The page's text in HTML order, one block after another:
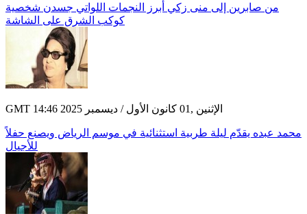
من صابرين إلى منى زكي أبرز النجمات اللواتي جسدن شخصية
كوكب الشرق على الشاشة
GMT 14:46 2025 الإثنين ,01 كانون الأول / ديسمبر
محمد عبده يقدّم ليلة طربية استثنائية في موسم الرياض ويصنع حفلاً
للأجيال